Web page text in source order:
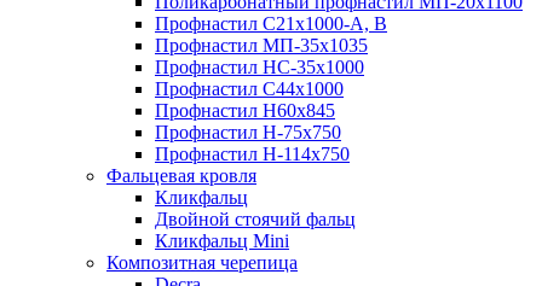
Профнастил С21х1000-А, В
Профнастил МП-35х1035
Профнастил НС-35х1000
Профнастил С44х1000
Профнастил Н60х845
Профнастил H-75х750
Профнастил Н-114х750
Фальцевая кровля
Кликфальц
Двойной стоячий фальц
Кликфальц Mini
Композитная черепица